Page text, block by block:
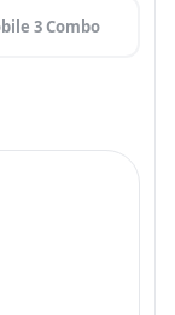
3 Combo